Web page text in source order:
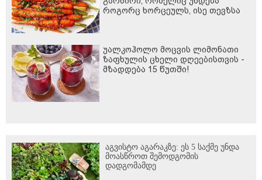
როგორც ხორცეულს, ისე თევზსა
უალკოჰოლო მოცვის ლიმონათი
ზაფხულის ცხელი დღეებისთვის -
მზადდება 15 წუთში!
აგვისტო აგარაკზე: ეს 5 საქმე უნდა
მოასწროთ შემოდგომის
დადგომამდე